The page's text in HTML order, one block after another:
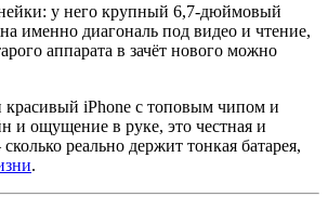
у него крупный 6,7-дюймовый
именно диагональ под видео и чтение,
аппарата в зачёт нового можно
красивый iPhone с топовым чипом и
и ощущение в руке, это честная и
реально держит тонкая батарея,
.